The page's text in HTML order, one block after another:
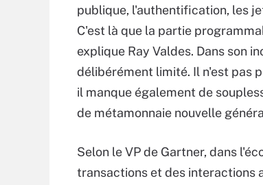
publique, l'authentification, les
C'est là que la partie
explique Ray Valdes. Dans son
délibérément limité. Il n'est pas
il manque également de
de métamonnaie nouvelle
Selon le VP de Gartner, dans
transactions et des interactions